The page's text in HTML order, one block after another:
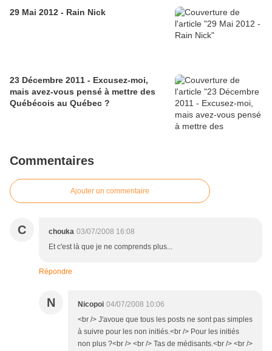
29 Mai 2012 - Rain Nick
23 Décembre 2011 - Excusez-moi,
mais avez-vous pensé à mettre des
Québécois au Québec ?
Commentaires
Ajouter un commentaire
C chouka 03/07/2008 16:08
Et c'est là que je ne comprends plus...
Répondre
N Nicopoi 04/07/2008 10:06
<br /> J'avoue que tous les posts ne sont pas simples
à suivre pour les non initiés.<br /> Pour les initiés
non plus ?<br /> <br /> Tas de médisants.<br /> <br />